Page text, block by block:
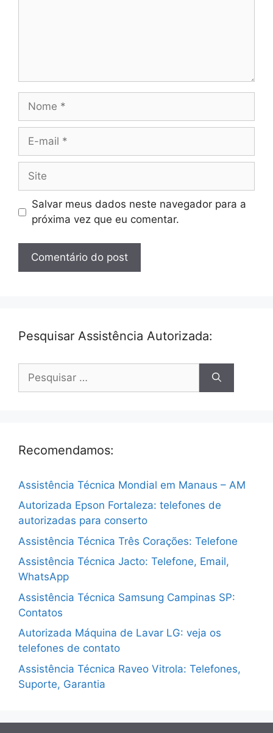
Nome
Site
Salvar meus dados neste navegador para a
próxima vez que eu comentar.
Pesquisar Assistência Autorizada:
por:
Recomendamos:
Assistência Técnica Mondial em Manaus – AM
Autorizada Epson Fortaleza: telefones de
autorizadas para conserto
Assistência Técnica Três Corações: Telefone
Assistência Técnica Jacto: Telefone, Email,
WhatsApp
Assistência Técnica Samsung Campinas SP:
Contatos
Autorizada Máquina de Lavar LG: veja os
telefones de contato
Assistência Técnica Raveo Vitrola: Telefones,
Suporte, Garantia